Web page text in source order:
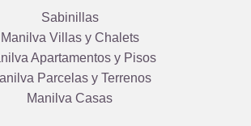
Sabinillas
Manilva Villas y Chalets
Apartamentos y Pisos
Parcelas y Terrenos
Manilva Casas